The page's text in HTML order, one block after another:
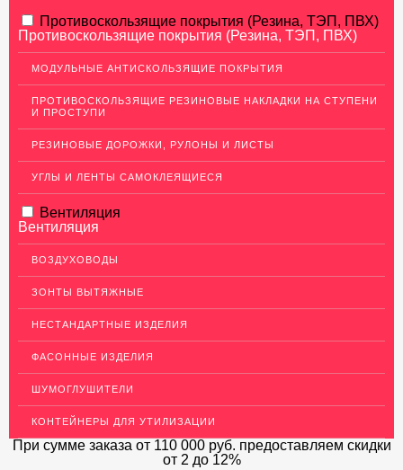
АЛЮМИНИЕВЫЙ ПРОКАТ
НЕРЖАВЕЮЩАЯ СТАЛЬ
МЕДНЫЙ ПРОКАТ
Медный лист (листовая медь)
Медная панель
Медный (круг) пруток
Шины медные
Крепеж из меди
Медные трубы
Изделия из Меди
Кабель, провод медный
ЛАТУННЫЙ ПРОКАТ
ДЕКОР НЕРЖАВЕЙКА
Противоскользящие покрытия (Резина, ТЭП, ПВХ)
Противоскользящие покрытия (Резина, ТЭП, ПВХ)
МОДУЛЬНЫЕ АНТИСКОЛЬЗЯЩИЕ ПОКРЫТИЯ
ПРОТИВОСКОЛЬЗЯЩИЕ РЕЗИНОВЫЕ НАКЛАДКИ НА СТУПЕНИ
И ПРОСТУПИ
РЕЗИНОВЫЕ ДОРОЖКИ, РУЛОНЫ И ЛИСТЫ
УГЛЫ И ЛЕНТЫ САМОКЛЕЯЩИЕСЯ
Вентиляция
Вентиляция
ВОЗДУХОВОДЫ
ЗОНТЫ ВЫТЯЖНЫЕ
НЕСТАНДАРТНЫЕ ИЗДЕЛИЯ
ФАСОННЫЕ ИЗДЕЛИЯ
ШУМОГЛУШИТЕЛИ
КОНТЕЙНЕРЫ ДЛЯ УТИЛИЗАЦИИ
При сумме заказа от 110 000 руб. предоставляем скидки
от 2 до 12%